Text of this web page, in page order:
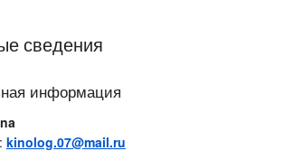
сведения
информация
kinolog.07@mail.ru